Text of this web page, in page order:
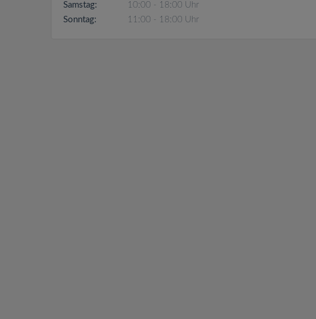
Samstag:
10:00 - 18:00 Uhr
Sonntag:
11:00 - 18:00 Uhr